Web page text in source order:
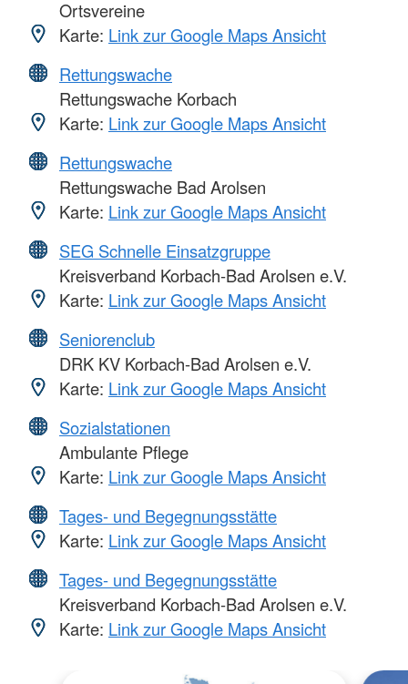
Ortsvereine
Karte: Link zur Google Maps Ansicht
Rettungswache
Rettungswache Korbach
Karte: Link zur Google Maps Ansicht
Rettungswache
Rettungswache Bad Arolsen
Karte: Link zur Google Maps Ansicht
SEG Schnelle Einsatzgruppe
Kreisverband Korbach-Bad Arolsen e.V.
Karte: Link zur Google Maps Ansicht
Seniorenclub
DRK KV Korbach-Bad Arolsen e.V.
Karte: Link zur Google Maps Ansicht
Sozialstationen
Ambulante Pflege
Karte: Link zur Google Maps Ansicht
Tages- und Begegnungsstätte
Karte: Link zur Google Maps Ansicht
Tages- und Begegnungsstätte
Kreisverband Korbach-Bad Arolsen e.V.
Karte: Link zur Google Maps Ansicht